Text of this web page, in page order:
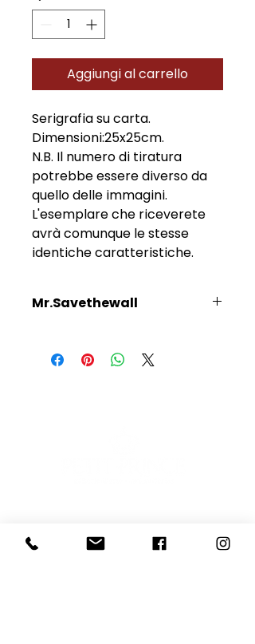
Aggiungi al carrello
Serigrafia su carta.
Dimensioni:25x25cm.
N.B. Il numero di tiratura
potrebbe essere diverso da
quello delle immagini.
L'esemplare che riceverete
avrà comunque le stesse
identiche caratteristiche.
Mr.Savethewall